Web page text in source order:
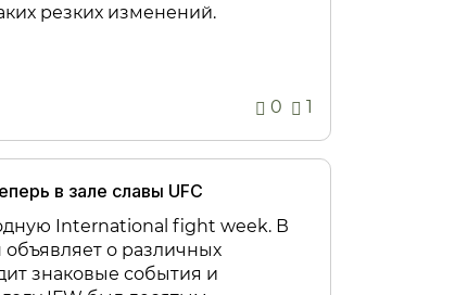
резких изменений.
0 1
в зале славы UFC
International fight week. В
о различных
знаковые события и